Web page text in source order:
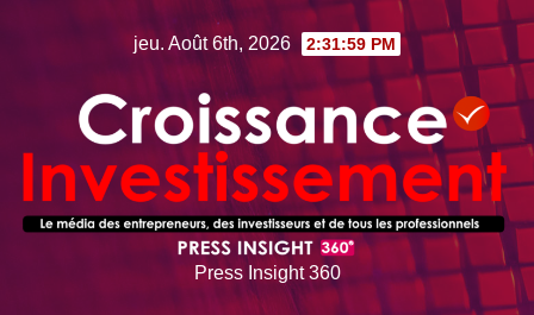
jeu. Août 6th, 2026 2:32:00 PM
Press Insight 360